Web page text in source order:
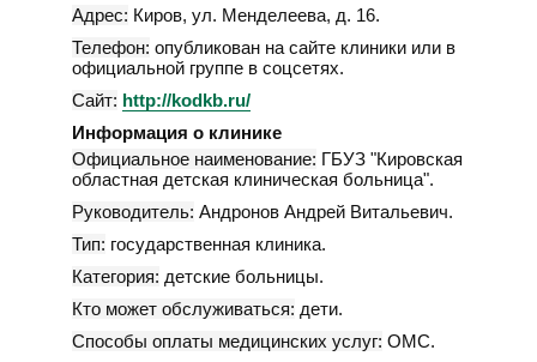
Адрес: Киров, ул. Менделеева, д. 16.
Телефон: опубликован на сайте клиники или в
официальной группе в соцсетях.
Сайт: http://kodkb.ru/
Информация о клинике
Официальное наименование: ГБУЗ "Кировская
областная детская клиническая больница".
Руководитель: Андронов Андрей Витальевич.
Тип: государственная клиника.
Категория: детские больницы.
Кто может обслуживаться: дети.
Способы оплаты медицинских услуг: ОМС.